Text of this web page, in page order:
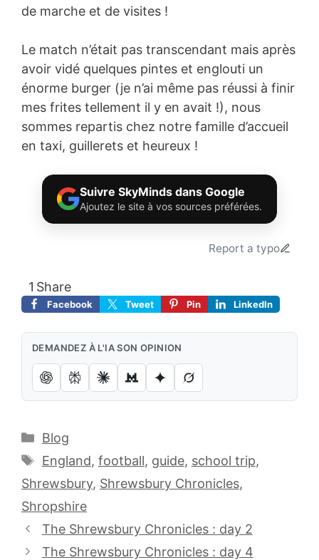
de marche et de visites !
Le match n’était pas transcendant mais après
avoir vidé quelques pintes et englouti un
énorme burger (je n’ai même pas réussi à finir
mes frites tellement il y en avait !), nous
sommes repartis chez notre famille d’accueil
en taxi, guillerets et heureux !
Suivre SkyMinds dans Google
Ajoutez le site à vos sources préférées.
Report a typo
Share
1
Facebook Tweet Pin LinkedIn
DEMANDEZ À L'IA SON OPINION
Catégories
Blog
Étiquettes
England, football, guide, school trip,
Shrewsbury, Shrewsbury Chronicles,
Shropshire
The Shrewsbury Chronicles : day 2
The Shrewsbury Chronicles : day 4